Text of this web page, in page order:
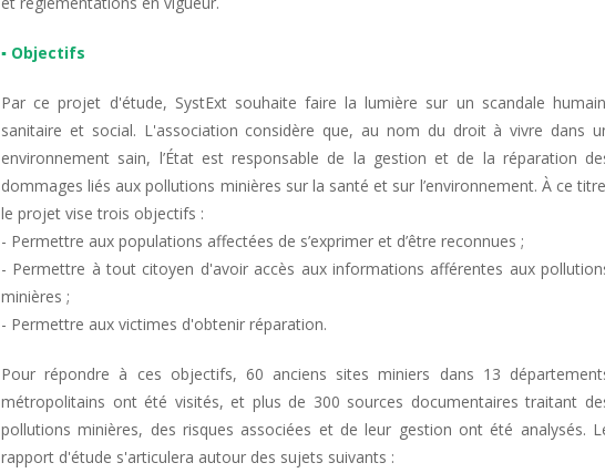
▪ Objectifs
Par ce projet d'étude, SystExt souhaite faire la lumière sur un scandale
sanitaire et social. L'association considère que, au nom du droit à vivre dans
environnement sain, l’État est responsable de la gestion et de la réparation
dommages liés aux pollutions minières sur la santé et sur l’environnement. À ce
le projet vise trois objectifs :
- Permettre aux populations affectées de s’exprimer et d’être reconnues ;
- Permettre à tout citoyen d'avoir accès aux informations afférentes aux
minières ;
- Permettre aux victimes d'obtenir réparation.
Pour répondre à ces objectifs, 60 anciens sites miniers dans 13
métropolitains ont été visités, et plus de 300 sources documentaires traitant
pollutions minières, des risques associées et de leur gestion ont été analysés.
rapport d'étude s'articulera autour des sujets suivants :